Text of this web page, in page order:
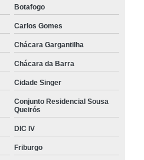
Botafogo
Carlos Gomes
Chácara Gargantilha
Chácara da Barra
Cidade Singer
Conjunto Residencial Sousa
Queirós
DIC IV
Friburgo